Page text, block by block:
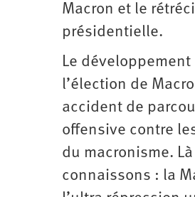
Macron et le
présidentielle.
Le
l’élection de
accident de
offensive contre
du macronisme.
connaissons : la